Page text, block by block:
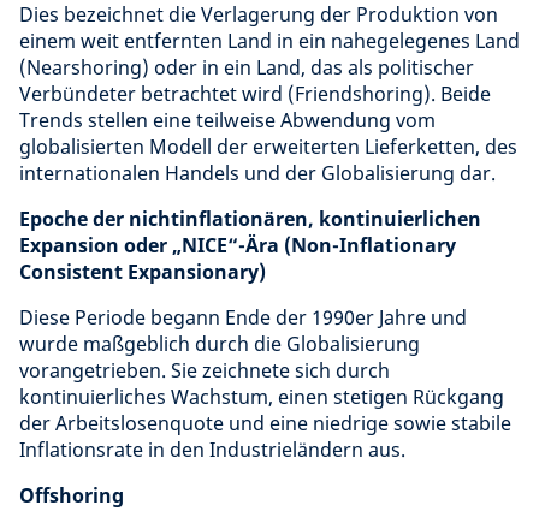
Dies bezeichnet die Verlagerung der Produktion von
einem weit entfernten Land in ein nahegelegenes Land
(Nearshoring) oder in ein Land, das als politischer
Verbündeter betrachtet wird (Friendshoring). Beide
Trends stellen eine teilweise Abwendung vom
globalisierten Modell der erweiterten Lieferketten, des
internationalen Handels und der Globalisierung dar.
Epoche der nichtinflationären, kontinuierlichen
Expansion oder „NICE“-Ära (Non-Inflationary
Consistent Expansionary)
Diese Periode begann Ende der 1990er Jahre und
wurde maßgeblich durch die Globalisierung
vorangetrieben. Sie zeichnete sich durch
kontinuierliches Wachstum, einen stetigen Rückgang
der Arbeitslosenquote und eine niedrige sowie stabile
Inflationsrate in den Industrieländern aus.
Offshoring